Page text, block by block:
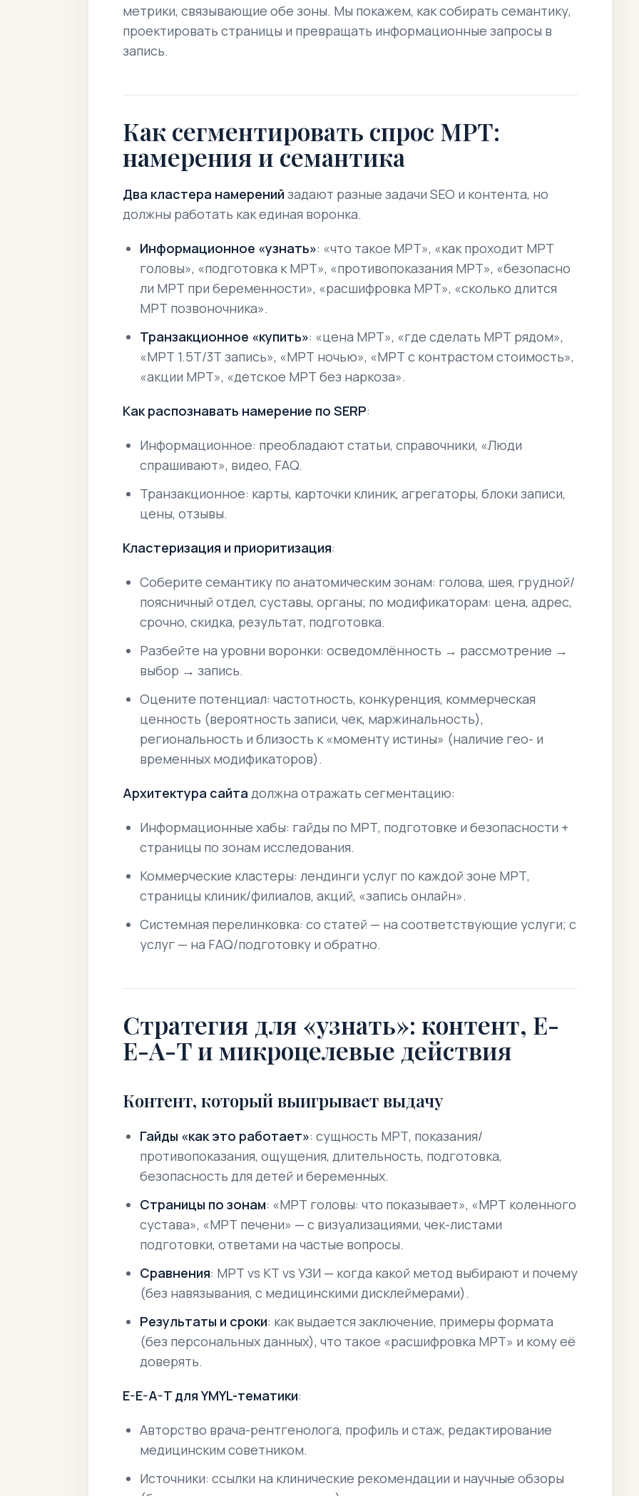
метрики, связывающие обе зоны. Мы покажем, как собирать семантику,
проектировать страницы и превращать информационные запросы в
запись.
Как сегментировать спрос МРТ:
намерения и семантика
Два кластера намерений задают разные задачи SEO и контента, но
должны работать как единая воронка.
Информационное «узнать»: «что такое МРТ», «как проходит МРТ
головы», «подготовка к МРТ», «противопоказания МРТ», «безопасно
ли МРТ при беременности», «расшифровка МРТ», «сколько длится
МРТ позвоночника».
Транзакционное «купить»: «цена МРТ», «где сделать МРТ рядом»,
«МРТ 1.5Т/3Т запись», «МРТ ночью», «МРТ с контрастом стоимость»,
«акции МРТ», «детское МРТ без наркоза».
Как распознавать намерение по SERP:
Информационное: преобладают статьи, справочники, «Люди
спрашивают», видео, FAQ.
Транзакционное: карты, карточки клиник, агрегаторы, блоки записи,
цены, отзывы.
Кластеризация и приоритизация:
Соберите семантику по анатомическим зонам: голова, шея, грудной/
поясничный отдел, суставы, органы; по модификаторам: цена, адрес,
срочно, скидка, результат, подготовка.
Разбейте на уровни воронки: осведомлённость → рассмотрение →
выбор → запись.
Оцените потенциал: частотность, конкуренция, коммерческая
ценность (вероятность записи, чек, маржинальность),
региональность и близость к «моменту истины» (наличие гео- и
временных модификаторов).
Архитектура сайта должна отражать сегментацию:
Информационные хабы: гайды по МРТ, подготовке и безопасности +
страницы по зонам исследования.
Коммерческие кластеры: лендинги услуг по каждой зоне МРТ,
страницы клиник/филиалов, акций, «запись онлайн».
Системная перелинковка: со статей — на соответствующие услуги; с
услуг — на FAQ/подготовку и обратно.
Стратегия для «узнать»: контент, E-
E-A-T и микроцелевые действия
Контент, который выигрывает выдачу
Гайды «как это работает»: сущность МРТ, показания/
противопоказания, ощущения, длительность, подготовка,
безопасность для детей и беременных.
Страницы по зонам: «МРТ головы: что показывает», «МРТ коленного
сустава», «МРТ печени» — с визуализациями, чек-листами
подготовки, ответами на частые вопросы.
Сравнения: МРТ vs КТ vs УЗИ — когда какой метод выбирают и почему
(без навязывания, с медицинскими дисклеймерами).
Результаты и сроки: как выдается заключение, примеры формата
(без персональных данных), что такое «расшифровка МРТ» и кому её
доверять.
E-E-A-T для YMYL-тематики:
Авторство врача-рентгенолога, профиль и стаж, редактирование
медицинским советником.
Источники: ссылки на клинические рекомендации и научные обзоры